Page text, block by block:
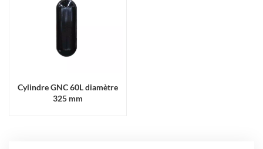
Cylindre GNC 60L diamètre
325 mm